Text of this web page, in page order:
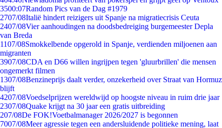
3500:07Random Pics van de Dag #1979
2707/08Italië hindert reizigers uit Spanje na migratiecrisis Ceuta
2407/08Vier aanhoudingen na doodsbedreiging burgemeester Depla
van Breda
1107/08Smokkelbende opgerold in Spanje, verdienden miljoenen aan
migranten
3907/08CDA en D66 willen ingrijpen tegen 'gluurbrillen' die mensen
ongemerkt filmen
1307/08Benzineprijs daalt verder, onzekerheid over Straat van Hormuz
blijft
4207/08Voedselprijzen wereldwijd op hoogste niveau in ruim drie jaar
2307/08Quake krijgt na 30 jaar een gratis uitbreiding
207/08De FOK!Voetbalmanager 2026/2027 is begonnen
7007/08Meer agressie tegen een andersluidende politieke mening, laat